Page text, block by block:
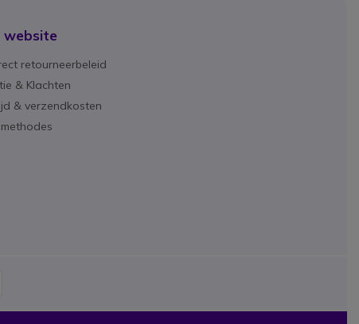
website
retourneerbeleid
& Klachten
& verzendkosten